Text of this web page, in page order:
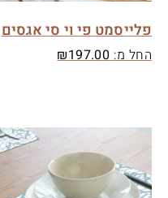
פלייסמט פי וי סי אגסים
החל מ: ₪197.00